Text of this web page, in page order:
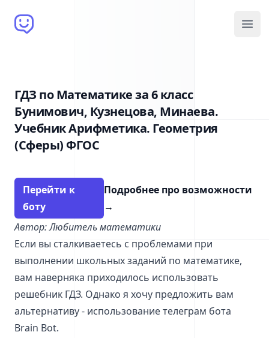
Brain Bot
ГДЗ по Математике за 6 класс
Бунимович, Кузнецова, Минаева.
Учебник Арифметика. Геометрия
(Сферы) ФГОС
Перейти к
боту
Подробнее про возможности
→
Автор: Любитель математики
Если вы сталкиваетесь с проблемами при
выполнении школьных заданий по математике,
вам наверняка приходилось использовать
решебник ГДЗ. Однако я хочу предложить вам
альтернативу - использование телеграм бота
Brain Bot.